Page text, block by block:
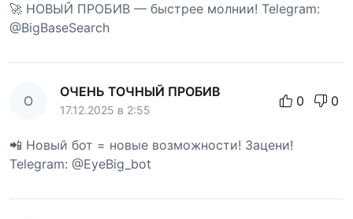
🚀 НОВЫЙ ПРОБИВ — быстрее молнии! Telegram:
@BigBaseSearch
О
ОЧЕНЬ ТОЧНЫЙ ПРОБИВ
17.12.2025 в 2:55
0 0
📲 Новый бот = новые возможности! Зацени!
Telegram: @EyeBig_bot